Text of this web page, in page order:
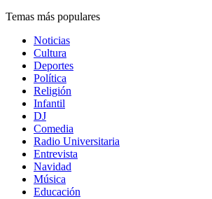
Temas más populares
Noticias
Cultura
Deportes
Política
Religión
Infantil
DJ
Comedia
Radio Universitaria
Entrevista
Navidad
Música
Educación